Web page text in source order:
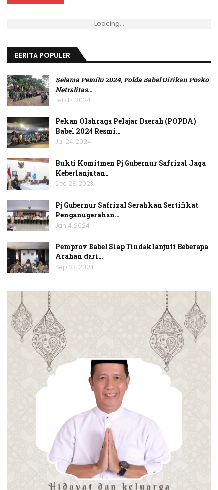
Loading...
BERITA POPULER
Selama Pemilu 2024, Polda Babel Dirikan Posko
Netralitas…
Feb 13, 2024
Pekan Olahraga Pelajar Daerah (POPDA)
Babel 2024 Resmi…
Jul 24, 2024
Bukti Komitmen Pj Gubernur Safrizal Jaga
Keberlanjutan…
Dec 28, 2023
Pj Gubernur Safrizal Serahkan Sertifikat
Penganugerahan…
Jan 4, 2024
Pemprov Babel Siap Tindaklanjuti Beberapa
Arahan dari…
Sep 23, 2024